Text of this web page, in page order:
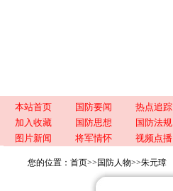
本站首页 国防要闻 热点追踪
加入收藏
国防思想 国防法规
图片新闻
将军情怀 视频点播
您的位置： 首页>> 国防人物>>朱元璋